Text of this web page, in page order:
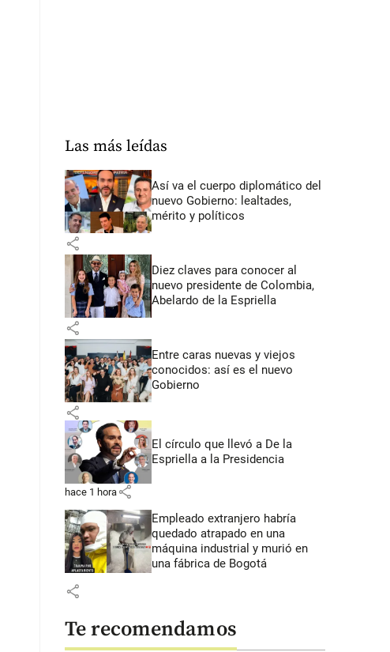
Las más leídas
Así va el cuerpo diplomático del
nuevo Gobierno: lealtades,
mérito y políticos
share
Diez claves para conocer al
nuevo presidente de Colombia,
Abelardo de la Espriella
share
Entre caras nuevas y viejos
conocidos: así es el nuevo
Gobierno
share
El círculo que llevó a De la
Espriella a la Presidencia
hace 1 hora share
Empleado extranjero habría
quedado atrapado en una
máquina industrial y murió en
una fábrica de Bogotá
share
Te recomendamos